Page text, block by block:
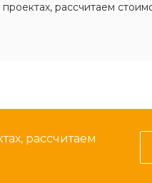
рассчитаем
рассчитаем